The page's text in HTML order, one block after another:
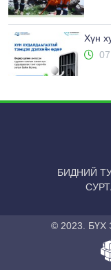
Хүн
БИДНИЙ
© 2023.